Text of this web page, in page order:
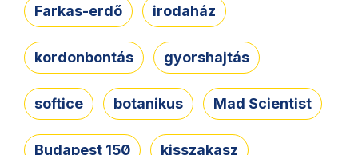
Farkas-erdő irodaház
kordonbontás gyorshajtás
softice botanikus Mad Scientist
Budapest 150 kisszakasz